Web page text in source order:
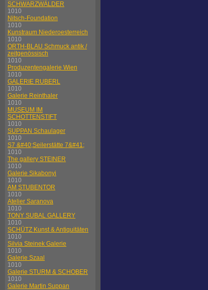
SCHWARZWÄLDER
1010
Nitsch-Foundation
1010
Kunstraum Niederoesterreich
1010
ORTH-BLAU Schmuck antik /
zeitgenössisch
1010
Produzentengalerie Wien
1010
GALERIE RUBERL
1010
Galerie Reinthaler
1010
MUSEUM IM
SCHOTTENSTIFT
1010
SUPPAN Schaulager
1010
S7 &#40;Seilerstätte 7&#41;
1010
The gallery STEINER
1010
Galerie Sikabonyi
1010
AM STUBENTOR
1010
Atelier Saranova
1010
TONY SUBAL GALLERY
1010
SCHÜTZ Kunst & Antiquitäten
1010
Silvia Steinek Galerie
1010
Galerie Szaal
1010
Galerie STURM & SCHOBER
1010
Galerie Martin Suppan